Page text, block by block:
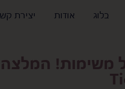
בלוג אודות יצירת
משימות!